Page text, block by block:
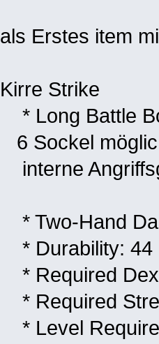
als Erstes item
Kirre Strike
* Long Battle
6 Sockel
interne
* Two-Hand
* Durability: 44
* Required
* Required
* Level